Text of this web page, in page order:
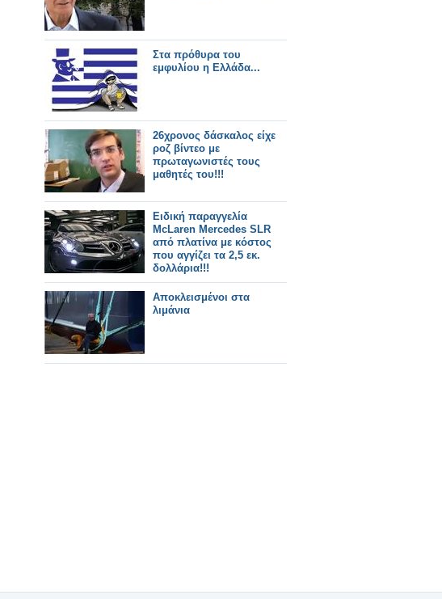
Στα πρόθυρα του
εμφυλίου η Ελλάδα...
26χρονος δάσκαλος είχε
ροζ βίντεο με
πρωταγωνιστές τους
μαθητές του!!!
Ειδική παραγγελία
McLaren Mercedes SLR
από πλατίνα με κόστος
που αγγίζει τα 2,5 εκ.
δολλάρια!!!
Αποκλεισμένοι στα
λιμάνια